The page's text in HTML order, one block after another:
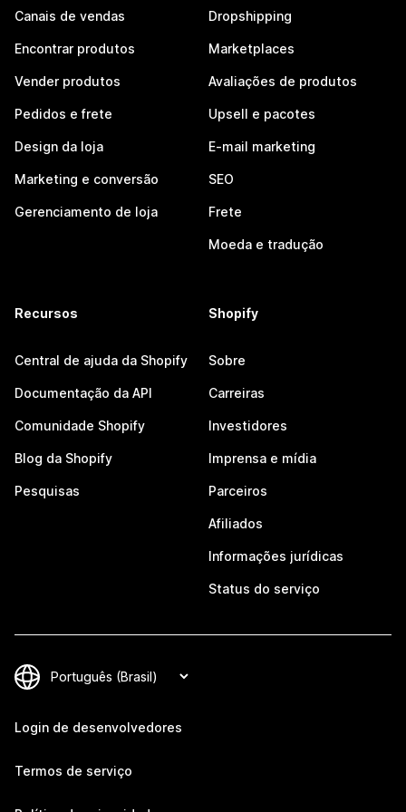
Canais de vendas
Encontrar produtos
Vender produtos
Pedidos e frete
Design da loja
Marketing e conversão
Gerenciamento de loja
Dropshipping
Marketplaces
Avaliações de produtos
Upsell e pacotes
E-mail marketing
SEO
Frete
Moeda e tradução
Recursos
Central de ajuda da Shopify
Documentação da API
Comunidade Shopify
Blog da Shopify
Pesquisas
Shopify
Sobre
Carreiras
Investidores
Imprensa e mídia
Parceiros
Afiliados
Informações jurídicas
Status do serviço
Login de desenvolvedores
Termos de serviço